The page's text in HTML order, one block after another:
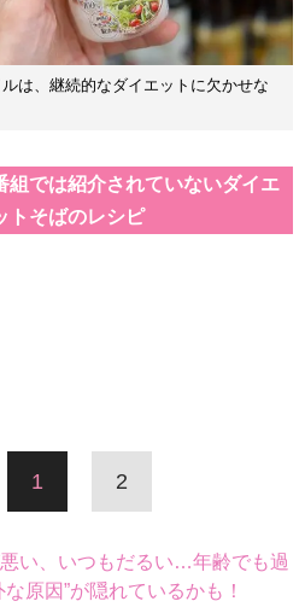
は、継続的なダイエットに欠かせな
組では紹介されていないダイエ
トそばのレシピ
1 2
い、いつもだるい…年齢でも過
原因”が隠れているかも！